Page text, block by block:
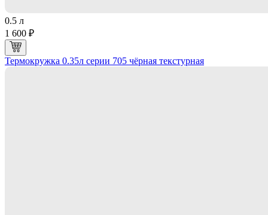
0.5 л
1 600 ₽
Термокружка 0.35л серии 705 чёрная текстурная